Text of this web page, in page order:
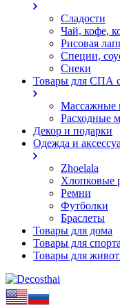
Сладости
Чай, кофе,
Рисовая
Специи,
Снеки
Товары для СПА
Массажные
Расходные
Декор и подарки
Одежда и
Zhoelala
Хлопковые
Ремни
Футболки
Браслеты
Товары для дома
Товары для спорта
Товары для